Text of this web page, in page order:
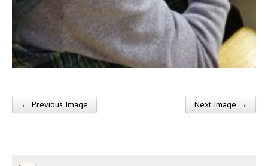
Post navigation
← Previous Image Next Image →